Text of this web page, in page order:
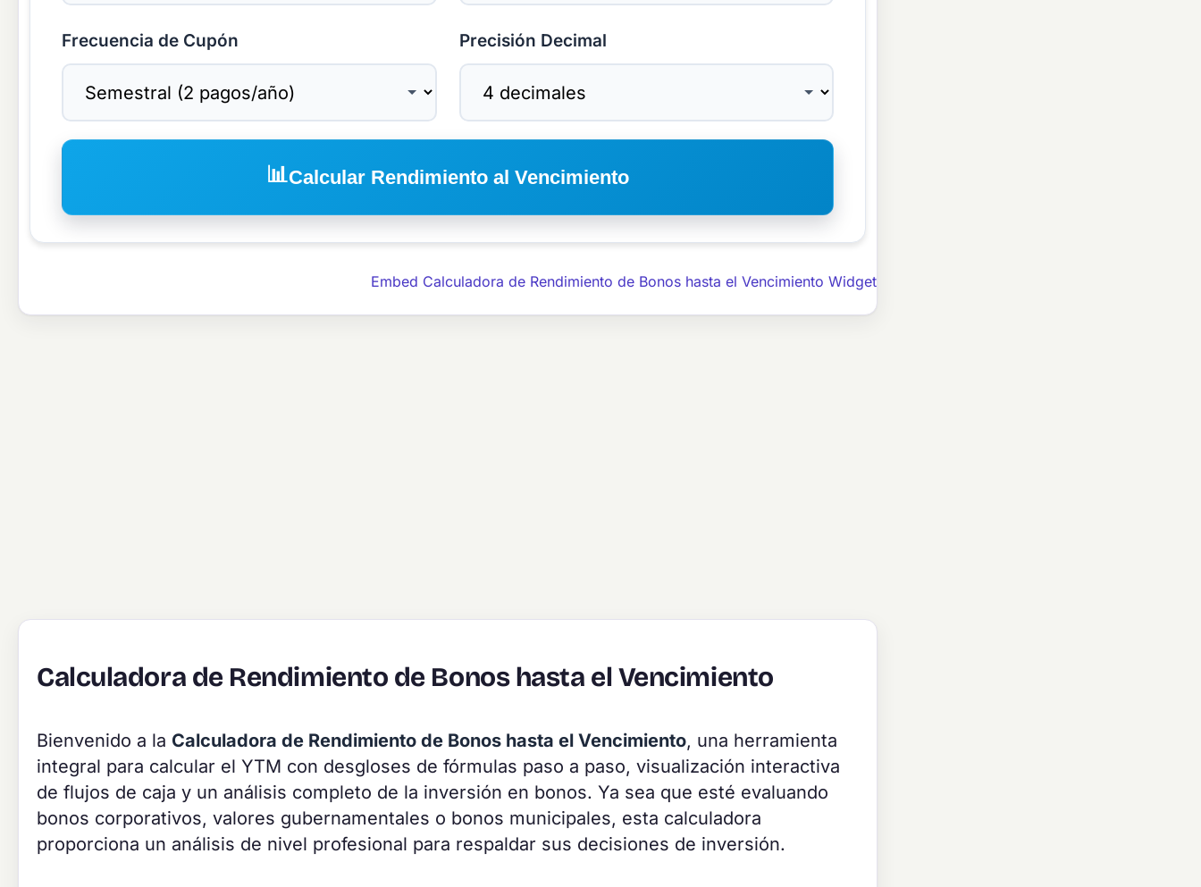
Frecuencia de Cupón Precisión Decimal
📊Calcular Rendimiento al Vencimiento
Embed Calculadora de Rendimiento de Bonos hasta el Vencimiento Widget
Calculadora de Rendimiento de Bonos hasta el Vencimiento
Bienvenido a la Calculadora de Rendimiento de Bonos hasta el Vencimiento, una herramienta
integral para calcular el YTM con desgloses de fórmulas paso a paso, visualización interactiva
de flujos de caja y un análisis completo de la inversión en bonos. Ya sea que esté evaluando
bonos corporativos, valores gubernamentales o bonos municipales, esta calculadora
proporciona un análisis de nivel profesional para respaldar sus decisiones de inversión.